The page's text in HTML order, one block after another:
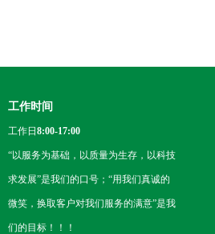
工作时间
工作日 8:00-17:00
“以服务为基础，以质量为生存，以科技
求发展”是我们的口号；“用我们真诚的
微笑，换取客户对我们服务的满意”是我
们的目标！！！